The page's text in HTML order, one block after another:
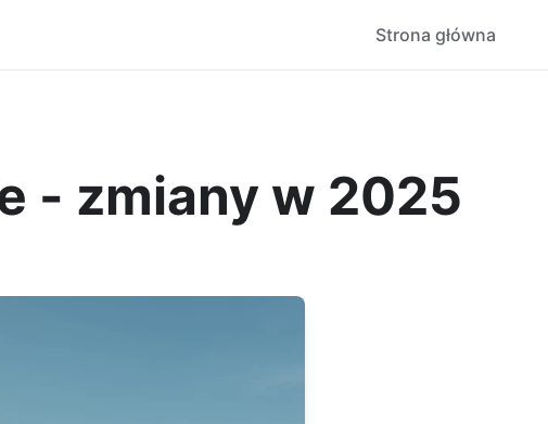
Strona główna
- zmiany w 2025